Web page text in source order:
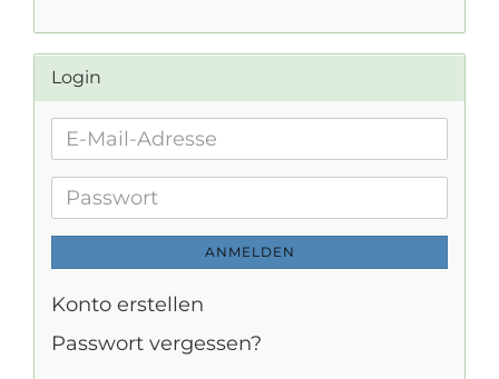
Login
E-
Adresse
Passwort
ANMELDEN
Konto erstellen
Passwort vergessen?